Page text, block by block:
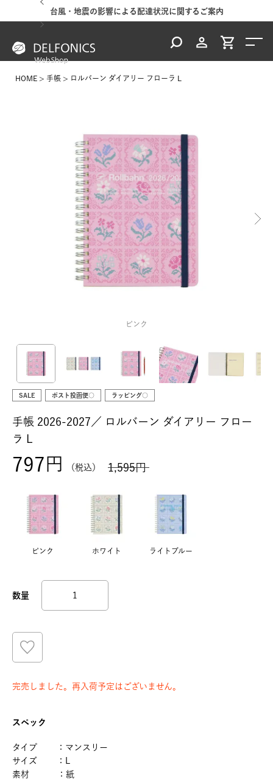
台風・地震の影響による配達状況に関するご案内
HOME 手帳 ロルバーン ダイアリー フローラ L
ピンク
SALE ポスト投函便○ ラッピング○
手帳 2026-2027／ ロルバーン ダイアリー フロー
ラ L
1,595
797 税込
ピンク ホワイト ライトブルー
完売しました。再入荷予定はございません。
スペック
タイプ ：マンスリー
サイズ ：L
素材 ：紙